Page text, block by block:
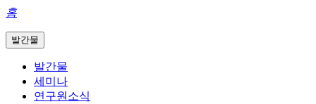
홈
발간물
발간물
세미나
연구원소식